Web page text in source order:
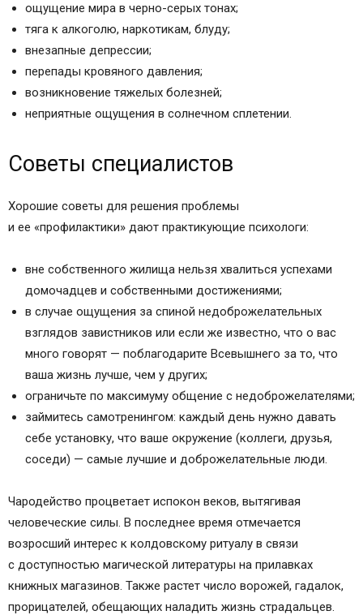
ощущение мира в черно-серых тонах;
тяга к алкоголю, наркотикам, блуду;
внезапные депрессии;
перепады кровяного давления;
возникновение тяжелых болезней;
неприятные ощущения в солнечном сплетении.
Советы специалистов
Хорошие советы для решения проблемы
и ее «профилактики» дают практикующие психологи:
вне собственного жилища нельзя хвалиться успехами
домочадцев и собственными достижениями;
в случае ощущения за спиной недоброжелательных
взглядов завистников или если же известно, что о вас
много говорят — поблагодарите Всевышнего за то, что
ваша жизнь лучше, чем у других;
ограничьте по максимуму общение с недоброжелателями;
займитесь самотренингом: каждый день нужно давать
себе установку, что ваше окружение (коллеги, друзья,
соседи) — самые лучшие и доброжелательные люди.
Чародейство процветает испокон веков, вытягивая
человеческие силы. В последнее время отмечается
возросший интерес к колдовскому ритуалу в связи
с доступностью магической литературы на прилавках
книжных магазинов. Также растет число ворожей, гадалок,
прорицателей, обещающих наладить жизнь страдальцев.